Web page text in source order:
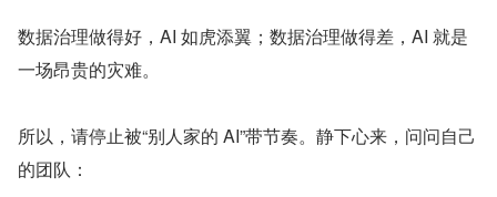
数据治理做得好，AI 如虎添翼；数据治理做得差，AI 就是
一场昂贵的灾难。
所以，请停止被“别人家的 AI”带节奏。静下心来，问问自己
的团队：